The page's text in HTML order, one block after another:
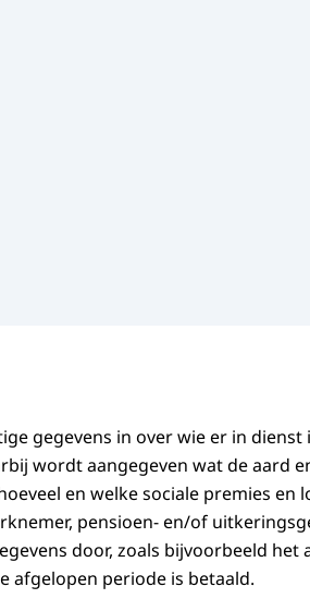
gegevens in over wie er in dienst
wordt aangegeven wat de aard
en welke sociale premies en
pensioen- en/of
door, zoals bijvoorbeeld het
afgelopen periode is betaald.